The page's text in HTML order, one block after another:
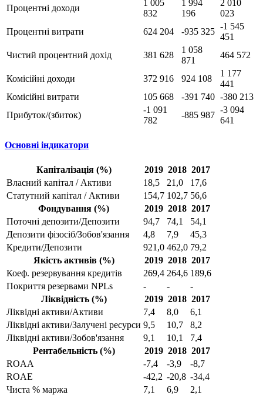
Процентні доходи
1 005
832
1 994
196
2 010
023
Процентні витрати
624 204 -935 325
-1 545
451
Чистий процентний дохід
381 628
1 058
871
464 572
Комісійні доходи 372 916 924 108
1 177
441
Комісійні витрати
105 668 -391 740 -380 213
Прибуток/(збиток)
-1 091
782
-885 987
-3 094
641
Основні індикатори
Капіталізація (%) 2019 2018 2017
Власний капітал / Активи
18,5 21,0
17,6
Статутний капітал / Активи
154,7 102,7 56,6
Фондування (%)
2019 2018 2017
Поточні депозити/Депозити
94,7 74,1
54,1
Депозити фізосіб/Зобов'язання
4,8 7,9
45,3
Кредити/Депозити
921,0 462,0 79,2
Якість активів (%)
2019 2018 2017
Коеф. резервування кредитів
269,4 264,6 189,6
Покриття резервами NPLs
- -
-
Ліквідність (%)
2019 2018 2017
Ліквідні активи/Активи
7,4 8,0
6,1
Ліквідні активи/Залучені ресурси 9,5 10,7
8,2
Ліквідні активи/Зобов'язання
9,1 10,1
7,4
Рентабельність (%)
2019 2018 2017
ROAA
-7,4 -3,9
-8,7
ROAE
-42,2 -20,8 -34,4
Чиста % маржа
7,1 6,9
2,1